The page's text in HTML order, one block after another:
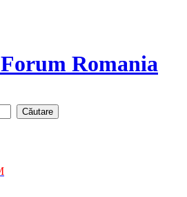
Romania